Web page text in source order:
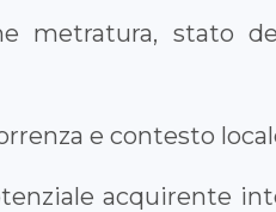
stato
e contesto
acquirente